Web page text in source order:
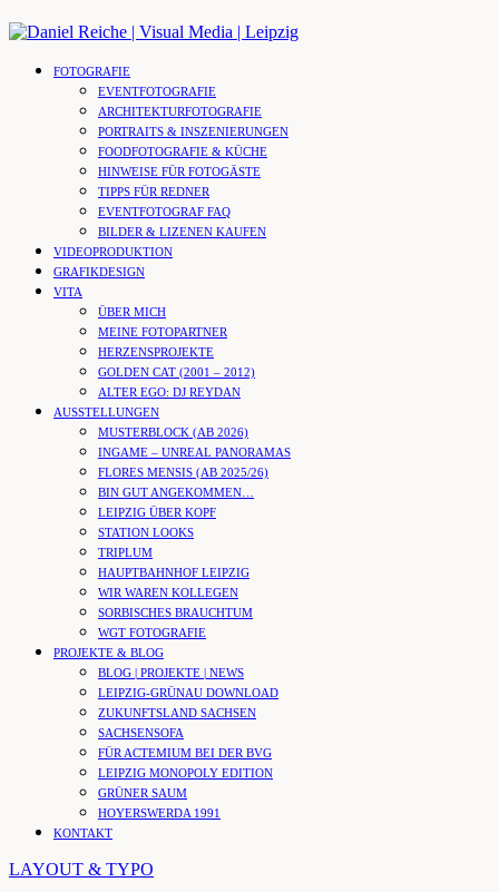
Skip
contentFOTOGRAFIE
EVENTFOTOGRAFIE
ARCHITEKTURFOTOGRAFIE
PORTRAITS & INSZENIERUNGEN
FOODFOTOGRAFIE & KÜCHE
HINWEISE FÜR FOTOGÄSTE
TIPPS FÜR REDNER
EVENTFOTOGRAF FAQ
BILDER & LIZENEN KAUFEN
VIDEOPRODUKTION
GRAFIKDESIGN
VITA
ÜBER MICH
MEINE FOTOPARTNER
HERZENSPROJEKTE
GOLDEN CAT (2001 – 2012)
ALTER EGO: DJ REYDAN
AUSSTELLUNGEN
MUSTERBLOCK (AB 2026)
INGAME – UNREAL PANORAMAS
FLORES MENSIS (AB 2025/26)
BIN GUT ANGEKOMMEN…
LEIPZIG ÜBER KOPF
STATION LOOKS
TRIPLUM
HAUPTBAHNHOF LEIPZIG
WIR WAREN KOLLEGEN
SORBISCHES BRAUCHTUM
WGT FOTOGRAFIE
PROJEKTE & BLOG
BLOG | PROJEKTE | NEWS
LEIPZIG-GRÜNAU DOWNLOAD
ZUKUNFTSLAND SACHSEN
SACHSENSOFA
FÜR ACTEMIUM BEI DER BVG
LEIPZIG MONOPOLY EDITION
GRÜNER SAUM
HOYERSWERDA 1991
KONTAKT
LAYOUT & TYPO